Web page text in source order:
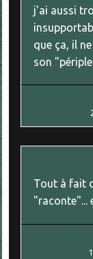
j'ai aussi
que ça, il
son
Tout à fait
"raconte"...